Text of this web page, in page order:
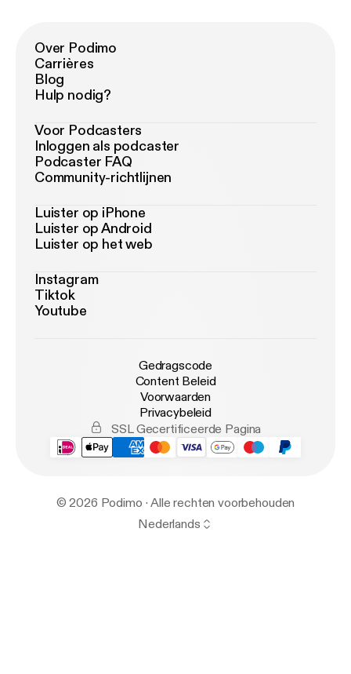
Over Podimo
Carrières
Blog
Hulp nodig?
Voor Podcasters
Inloggen als podcaster
Podcaster FAQ
Community-richtlijnen
Luister op iPhone
Luister op Android
Luister op het web
Instagram
Tiktok
Youtube
Gedragscode
Content Beleid
Voorwaarden
Privacybeleid
SSL Gecertificeerde Pagina
© 2026 Podimo · Alle rechten voorbehouden
Nederlands